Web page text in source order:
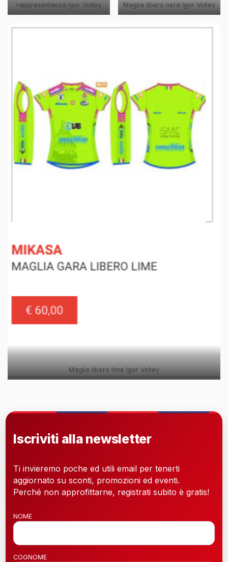
rappresentanza Igor Volley
Maglia libero nera Igor Volley
Maglia libero lime Igor Volley
Iscriviti alla newsletter
Ti invieremo poche ed utili email per tenerti
aggiornato su sconti, promozioni ed eventi.
Perché non approfittarne, registrati subito è gratis!
NOME
COGNOME